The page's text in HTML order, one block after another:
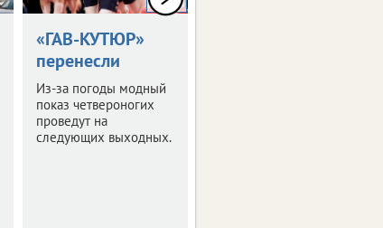
«ГАВ-КУТЮР»
перенесли
Из-за погоды модный
показ четвероногих
проведут на
следующих выходных.